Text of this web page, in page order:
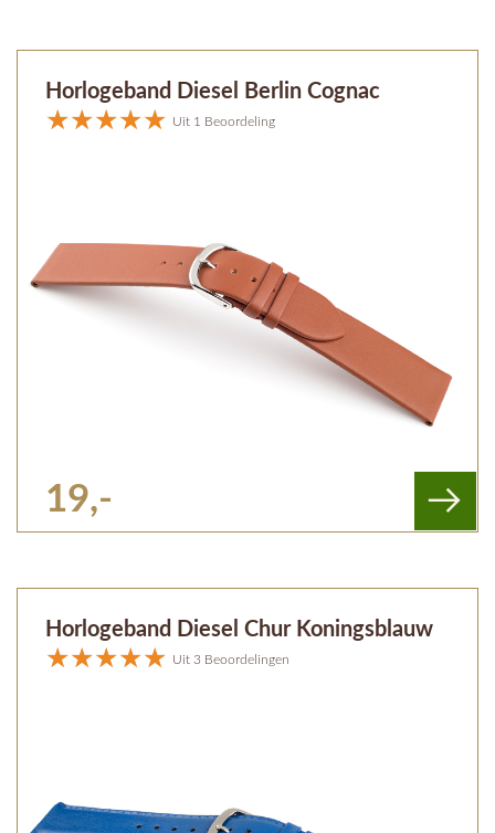
Horlogeband Diesel Berlin Cognac
Uit 1 Beoordeling
19,-
Horlogeband Diesel Chur Koningsblauw
Uit 3 Beoordelingen